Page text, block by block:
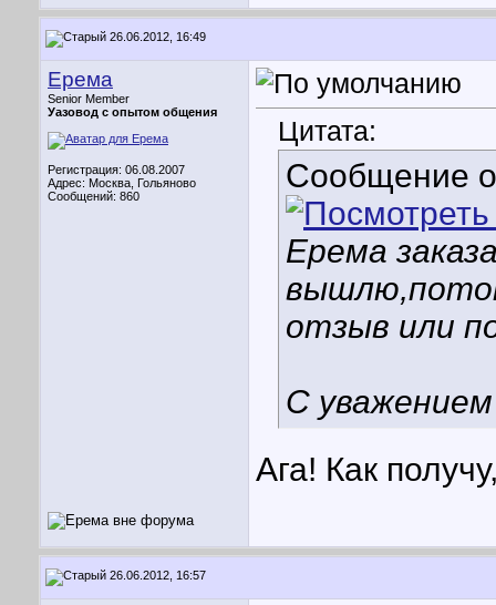
26.06.2012, 16:49
Ерема
Senior Member
Уазовод с опытом общения
Регистрация: 06.08.2007
Адрес: Москва, Гольяново
Сообщений: 860
Цитата:
Сообщение
Ерема
отзыв или
С
Ага! Как
26.06.2012, 16:57